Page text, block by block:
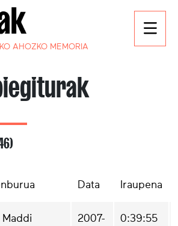
AHOZKO MEMORIA
Data Iraupena
Maddi
2007-
0:39:55